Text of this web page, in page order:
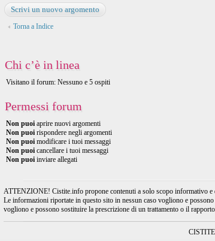
Scrivi un nuovo argomento
Torna a Indice
Chi c’è in linea
Visitano il forum: Nessuno e 5 ospiti
Permessi forum
Non puoi aprire nuovi argomenti
Non puoi rispondere negli argomenti
Non puoi modificare i tuoi messaggi
Non puoi cancellare i tuoi messaggi
Non puoi inviare allegati
ATTENZIONE! Cistite.info propone contenuti a solo scopo informativo e
Le informazioni riportate in questo sito in nessun caso vogliono e
vogliono e possono sostituire la prescrizione di un trattamento o il